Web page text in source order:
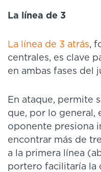
La línea de 3
La línea de 3 atrás,
centrales, es clave
en ambas fases del
En ataque, permite
que, por lo general,
oponente presiona
encontrar más de
a la primera línea
portero facilitaría la